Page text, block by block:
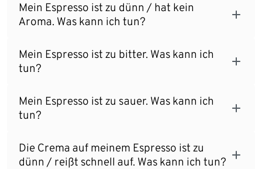
Mein Espresso ist zu dünn / hat kein
Aroma. Was kann ich tun?
Mein Espresso ist zu bitter. Was kann ich
tun?
Mein Espresso ist zu sauer. Was kann ich
tun?
Die Crema auf meinem Espresso ist zu
dünn / reißt schnell auf. Was kann ich tun?